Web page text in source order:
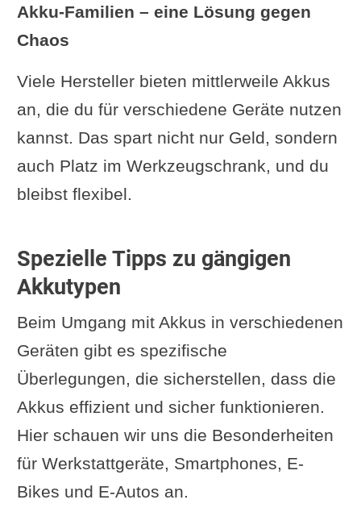
Akku-Familien – eine Lösung gegen
Chaos
Viele Hersteller bieten mittlerweile Akkus
an, die du für verschiedene Geräte nutzen
kannst. Das spart nicht nur Geld, sondern
auch Platz im Werkzeugschrank, und du
bleibst flexibel.
Spezielle Tipps zu gängigen
Akkutypen
Beim Umgang mit Akkus in verschiedenen
Geräten gibt es spezifische
Überlegungen, die sicherstellen, dass die
Akkus effizient und sicher funktionieren.
Hier schauen wir uns die Besonderheiten
für Werkstattgeräte, Smartphones, E-
Bikes und E-Autos an.